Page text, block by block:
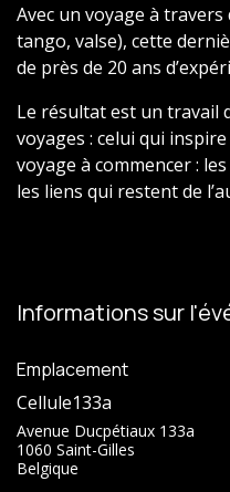
Avec un voyage à
tango, valse), cette
de près de 20 ans
Le résultat est un travail
voyages : celui qui
voyage à commencer :
les liens qui restent de
Informations sur
Emplacement
Cellule133a
Avenue Ducpétiaux 133a
1060 Saint-Gilles
Belgique